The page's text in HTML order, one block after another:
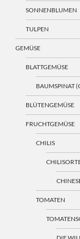
SONNENBLUMEN
TULPEN
GEMÜSE
BLATTGEMÜSE
BAUMSPINAT
BLÜTENGEMÜSE
FRUCHTGEMÜSE
CHILIS
TOMATEN